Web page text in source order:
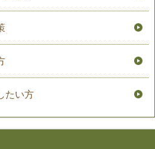
たい方